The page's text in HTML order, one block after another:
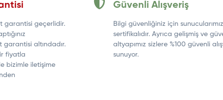
garantisi geçerlidir.
altındadır.
fiyatla
bizimle iletişime
Güvenli Alışveriş
Bilgi güvenliğiniz için
sertifikalıdır. Ayrıca gelişmiş ve
altyapımız sizlere %100 güvenli
sunuyor.